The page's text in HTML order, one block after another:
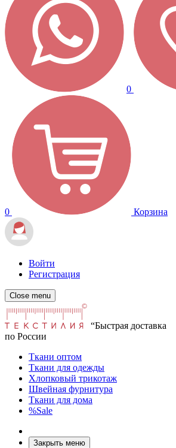
0
0 Корзина
Войти
Регистрация
Close menu
“Быстрая доставка
по России
Ткани оптом
Ткани для одежды
Хлопковый трикотаж
Швейная фурнитура
Ткани для дома
%Sale
Закрыть меню